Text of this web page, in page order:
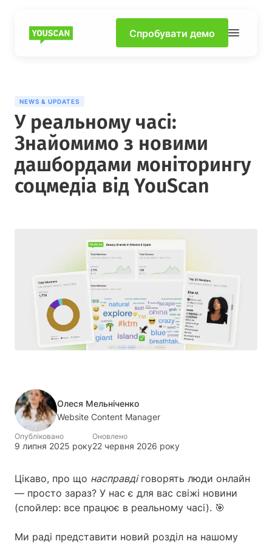
Спробувати демо
NEWS & UPDATES
У реальному часі:
Знайомимо з новими
дашбордами моніторингу
соцмедіа від YouScan
Олеся Мельніченко
Website Content Manager
Опубліковано
9 липня 2025 року
Оновлено
22 червня 2026 року
Цікаво, про що насправдіговорять люди онлайн
— просто зараз? У нас є для вас свіжі новини
(спойлер: все працює в реальному часі). 🎯
Ми раді представити новий розділ на нашому